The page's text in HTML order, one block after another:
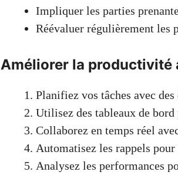
Impliquer les parties
Réévaluer régulièrement les
Améliorer la productivité
Planifiez vos tâches avec des
Utilisez des tableaux de
Collaborez en temps réel
Automatisez les rappels
Analysez les performances